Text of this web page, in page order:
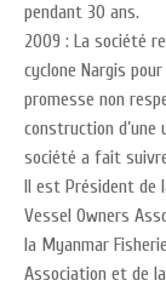
pendant 30 ans.
2009 : La société
cyclone Nargis
promesse non
construction d’une
société a fait
Il est Président de
Vessel Owners
la Myanmar
Association et de